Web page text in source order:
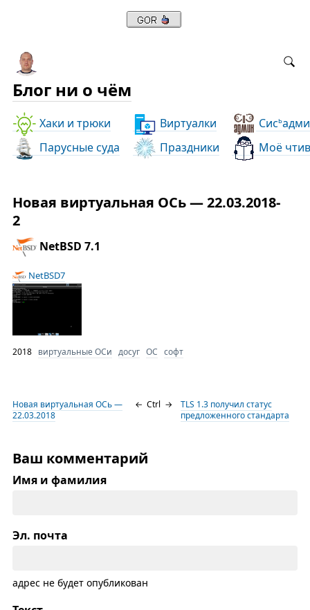
Блог ни о чём
Хаки и трюки Виртуалки Сись
Парусные суда
Праздники Моё
Новая виртуальная ОСь — 22.03.2018-
2
NetBSD 7.1
NetBSD7
2018 виртуальные ОСи досуг ОС софт
Новая виртуальная ОСь —
22.03.2018
← Ctrl →
TLS 1.3 получил статус
предложенного стандарта
Ваш комментарий
Имя и фамилия
Эл. почта
адрес не будет опубликован